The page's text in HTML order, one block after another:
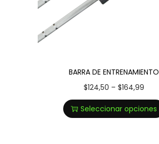
BARRA DE ENTRENAMIENTO
$124,50 – $164,99
Seleccionar opciones